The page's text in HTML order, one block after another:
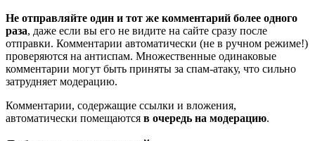
Не отправляйте один и тот же комментарий более одного
раза, даже если вы его не видите на сайте сразу после
отправки. Комментарии автоматически (не в ручном режиме!)
проверяются на антиспам. Множественные одинаковые
комментарии могут быть приняты за спам-атаку, что сильно
затрудняет модерацию.
Комментарии, содержащие ссылки и вложения,
автоматически помещаются в очередь на модерацию.